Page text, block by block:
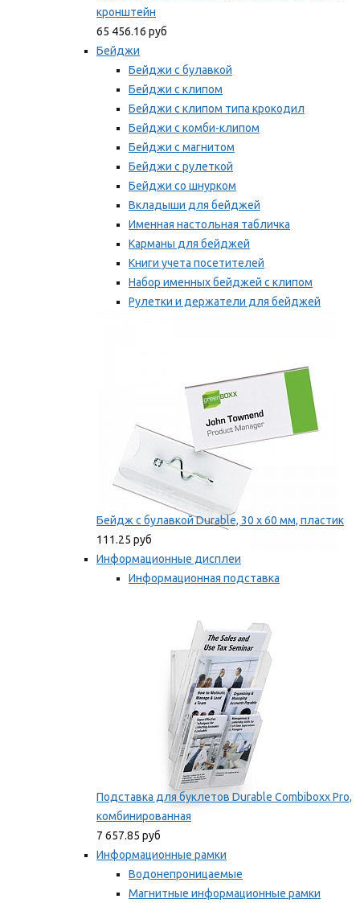
кронштейн
65 456.16 руб
Бейджи
Бейджи с булавкой
Бейджи с клипом
Бейджи с клипом типа крокодил
Бейджи с комби-клипом
Бейджи с магнитом
Бейджи с рулеткой
Бейджи со шнурком
Вкладыши для бейджей
Именная настольная табличка
Карманы для бейджей
Книги учета посетителей
Набор именных бейджей с клипом
Рулетки и держатели для бейджей
Бейдж с булавкой Durable, 30 х 60 мм, пластик
111.25 руб
Информационные дисплеи
Информационная подставка
Подставка для буклетов Durable Combiboxx Pro,
комбинированная
7 657.85 руб
Информационные рамки
Водонепроницаемые
Магнитные информационные рамки